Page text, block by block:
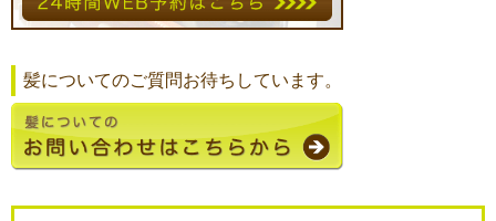
髪についてのご質問お待ちしています。